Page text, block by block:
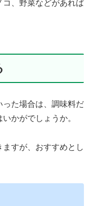
、野菜などがあれば
た場合は、調味料だ
かがでしょうか。
すが、おすすめとし